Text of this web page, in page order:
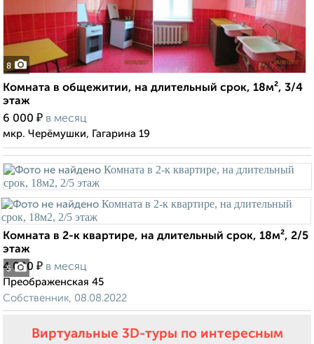
8
Комната в общежитии, на длительный срок, 18м², 3/4
этаж
6 000 ₽ в месяц
мкр. Черёмушки, Гагарина 19
5
Комната в 2-к квартире, на длительный срок, 18м², 2/5
этаж
4 000 ₽ в месяц
Преображенская 45
Собственник, 08.08.2022
Виртуальные 3D-туры по интересным